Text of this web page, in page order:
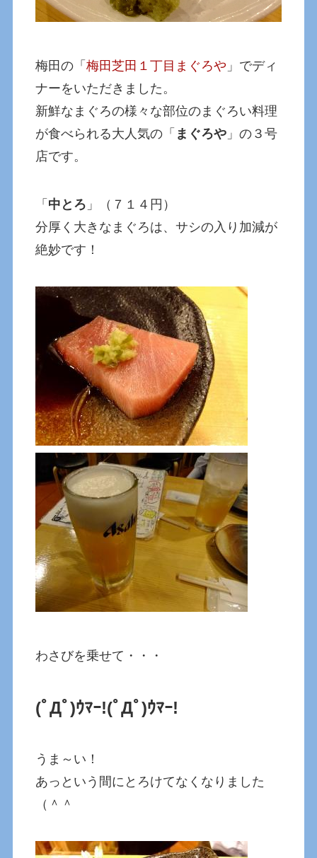
梅田の「梅田芝田１丁目まぐろや 」でディ
ナーをいただきました。
新鮮なまぐろの様々な部位のまぐろい料理
が食べられる大人気の「 まぐろや 」の３号
店です。
「 中とろ 」（７１４円）
分厚く大きなまぐろは、サシの入り加減が
絶妙です！
わさびを乗せて・・・
(ﾟДﾟ)ｳﾏｰ!(ﾟДﾟ)ｳﾏｰ!
うま～い！
あっという間にとろけてなくなりました
（＾＾